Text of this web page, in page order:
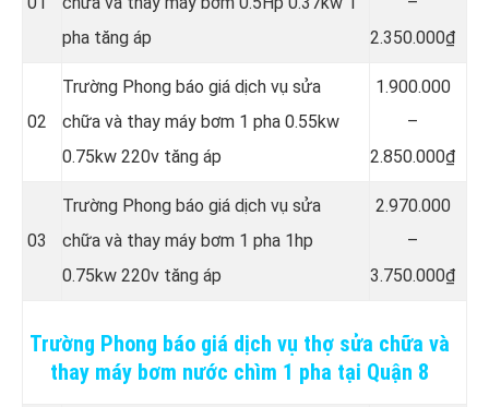
pha tăng áp
2.350.000₫
02
Trường Phong báo giá dịch vụ sửa
chữa và thay máy bơm 1 pha 0.55kw
0.75kw 220v tăng áp
1.900.000
–
2.850.000₫
03
Trường Phong báo giá dịch vụ sửa
chữa và thay máy bơm 1 pha 1hp
0.75kw 220v tăng áp
2.970.000
–
3.750.000₫
Trường Phong báo giá dịch vụ thợ sửa chữa và
thay máy bơm nước chìm 1 pha tại Quận 8